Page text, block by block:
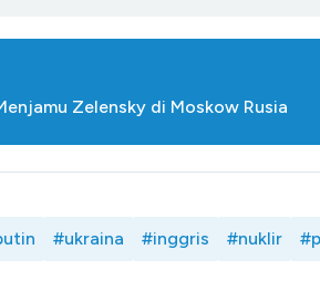
Zelensky di Moskow Rusia
#ukraina #inggris #nuklir